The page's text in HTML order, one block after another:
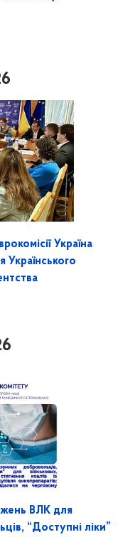
Україна
Українського
ВЛК для
“Доступні ліки”